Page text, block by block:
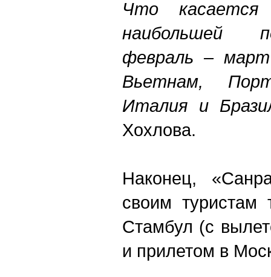
Что касается
наибольшей
февраль –
Вьетнам,
Италия и
Хохлова.
Наконец,
своим
Стамбул (с
и прилетом в